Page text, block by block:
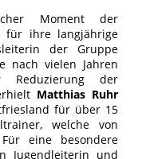
Moment der
für ihre langjährige
der Gruppe
nach vielen Jahren
Reduzierung der
Matthias Ruhr
für über 15
welche von
eine besondere
Jugendleiterin und